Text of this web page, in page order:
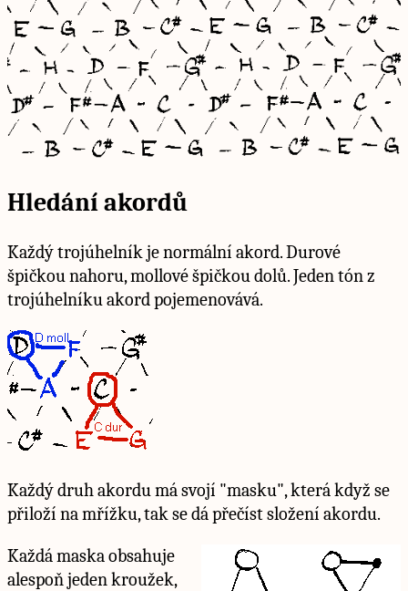
Hledání akordů
Každý trojúhelník je normální akord. Durové
špičkou nahoru, mollové špičkou dolů. Jeden tón z
trojúhelníku akord pojemenovává.
Každý druh akordu má svojí "masku", která když se
přiloží na mřížku, tak se dá přečíst složení akordu.
Každá maska obsahuje
alespoň jeden kroužek,